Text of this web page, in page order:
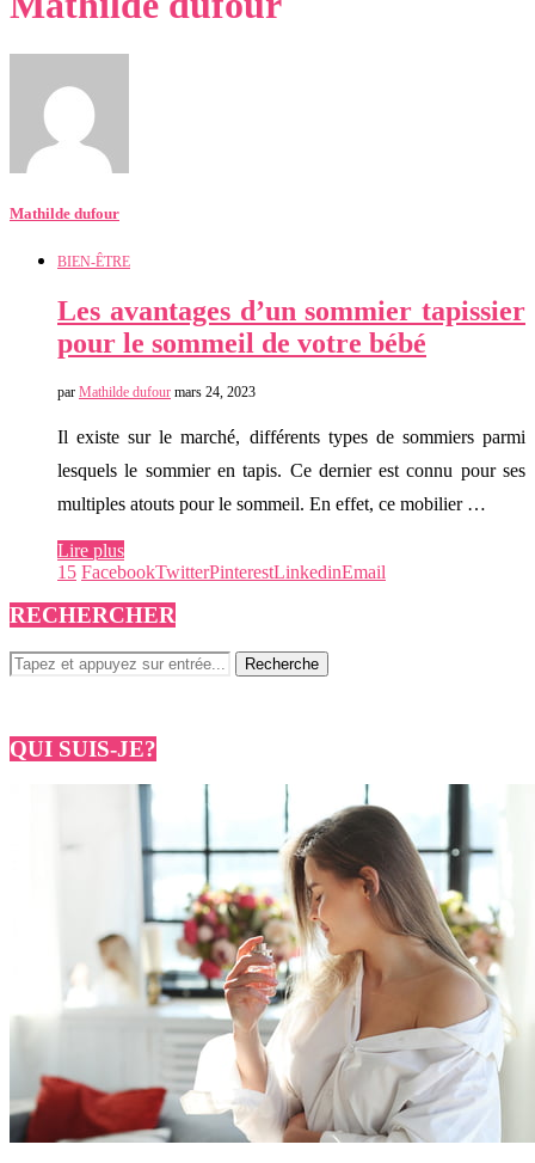
Mathilde dufour
BIEN-ÊTRE
Les avantages d’un sommier tapissier
pour le sommeil de votre bébé
par Mathilde dufour mars 24, 2023
Il existe sur le marché, différents types de sommiers parmi
lesquels le sommier en tapis. Ce dernier est connu pour ses
multiples atouts pour le sommeil. En effet, ce mobilier …
Lire plus
15 FacebookTwitterPinterestLinkedinEmail
RECHERCHER
QUI SUIS-JE?